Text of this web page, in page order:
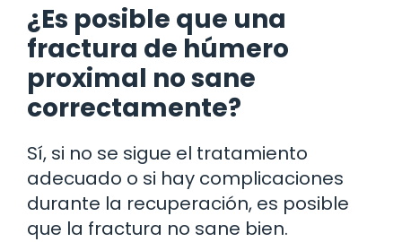
¿Es posible que una
fractura de húmero
proximal no sane
correctamente?
Sí, si no se sigue el tratamiento
adecuado o si hay complicaciones
durante la recuperación, es posible
que la fractura no sane bien.